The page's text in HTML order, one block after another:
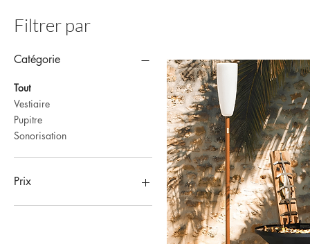
Filtrer par
Catégorie
Tout
Vestiaire
Pupitre
Sonorisation
Prix